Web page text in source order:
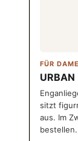
FÜR
sitzt
aus. Im
bestellen.